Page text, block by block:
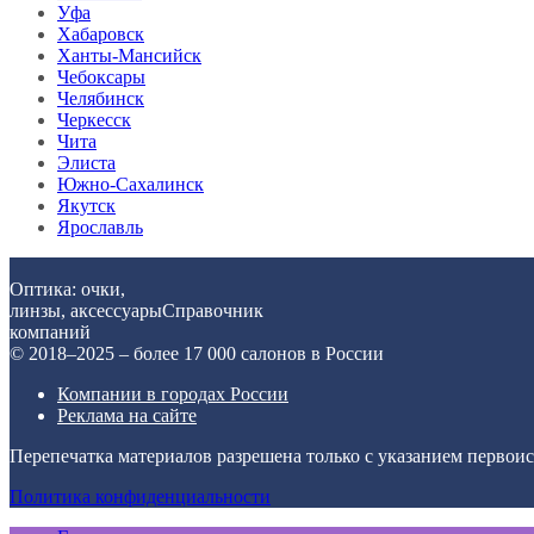
Уфа
Хабаровск
Ханты-Мансийск
Чебоксары
Челябинск
Черкесск
Чита
Элиста
Южно-Сахалинск
Якутск
Ярославль
Оптика: очки,
линзы, аксессуарыСправочник
компаний
© 2018–2025 – более 17 000 салонов в России
Компании в городах России
Реклама на сайте
Перепечатка материалов разрешена только с указанием
Политика конфиденциальности